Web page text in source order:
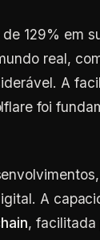
129% em
real,
A
foi
A
, facilitada